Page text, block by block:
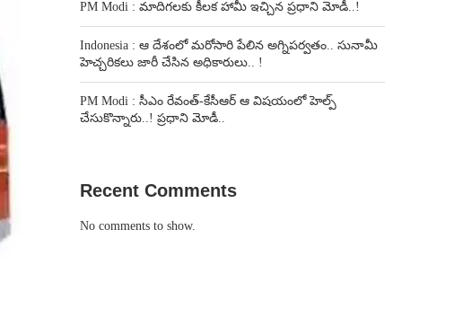
PM Modi : మాదిగలకు కీలక హామీ ఇచ్చిన ప్రధాని మోడీ..!
Indonesia : ఆ దేశంలో మరోసారి పేలిన అగ్నిపర్వతం.. సునామీ
హెచ్చరికలు జారీ చేసిన అధికారులు.. !
PM Modi : సీఎం రేవంత్-కేసీఆర్ ఆ విషయంలో హెల్ప్
చేసుకొన్నారు..! ప్రధాని మోడీ..
Recent Comments
No comments to show.